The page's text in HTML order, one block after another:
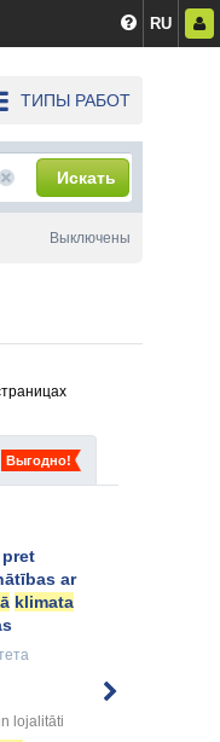
RU
ТИПЫ РАБОТ
Искать
Выгодно!
ar
klimata
lojalitāti
Выключены